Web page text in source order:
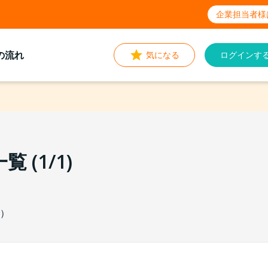
企業担当者様
流れ 気になる ログインす
覧 (1/1)